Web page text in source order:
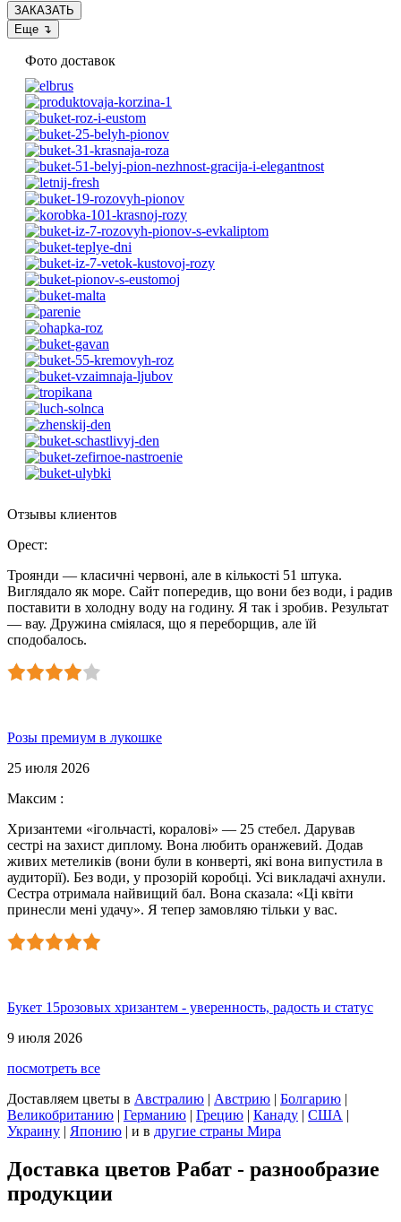
Фото доставок
Отзывы клиентов
Орест:
Троянди — класичні червоні, але в кількості 51 штука.
Виглядало як море. Сайт попередив, що вони без води, і радив
поставити в холодну воду на годину. Я так і зробив. Результат
— вау. Дружина сміялася, що я переборщив, але їй
сподобалось.
Розы премиум в лукошке
25 июля 2026
Максим :
Хризантеми «ігольчасті, коралові» — 25 стебел. Дарував
сестрі на захист диплому. Вона любить оранжевий. Додав
живих метеликів (вони були в конверті, які вона випустила в
аудиторії). Без води, у прозорій коробці. Усі викладачі ахнули.
Сестра отримала найвищий бал. Вона сказала: «Ці квіти
принесли мені удачу». Я тепер замовляю тільки у вас.
Букет 15розовых хризантем - уверенность, радость и статус
9 июля 2026
посмотреть все
Доставляем цветы в Австралию | Австрию | Болгарию |
Великобританию | Германию | Грецию | Канаду | США |
Украину | Японию | и в другие страны Мира
Доставка цветов Рабат - разнообразие
продукции